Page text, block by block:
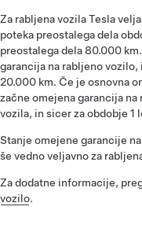
Za rabljena vozila Tesla
poteka preostalega dela
preostalega dela 80.000
garancija na rabljeno vozilo,
20.000 km. Če je osnovna
začne omejena garancija
vozila, in sicer za obdobje 1
Stanje omejene garancije
še vedno veljavno za
Za dodatne informacije,
vozilo.